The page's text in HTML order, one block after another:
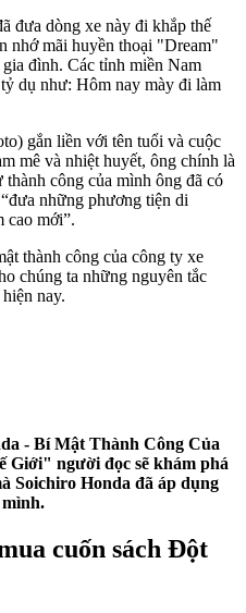
đưa dòng xe này đi khắp thế
nhớ mãi huyền thoại "Dream"
đình. Các tỉnh miền Nam
dụ như: Hôm nay mày đi làm
gắn liền với tên tuổi và cuộc
mê và nhiệt huyết, ông chính là
công của mình ông đã có
những phương tiện di
cao mới”.
thành công của công ty xe
chúng ta những nguyên tắc
nay.
- Bí Mật Thành Công Của
Giới" người đọc sẽ khám phá
Soichiro Honda đã áp dụng
cuốn sách Đột